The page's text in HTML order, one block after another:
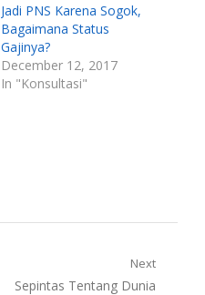
Jadi PNS Karena Sogok,
Bagaimana Status
Gajinya?
December 12, 2017
In "Konsultasi"
Next
Next
Sepintas Tentang Dunia